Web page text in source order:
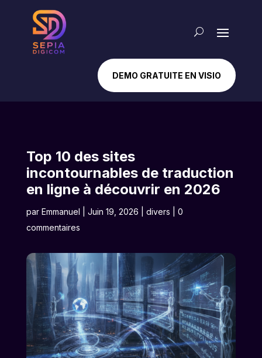
DEMO GRATUITE EN VISIO
Top 10 des sites
incontournables de traduction
en ligne à découvrir en 2026
par Emmanuel Juin 19, 2026 divers
0
commentaires